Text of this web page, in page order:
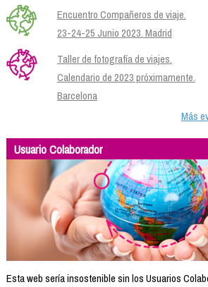
Encuentro Compañeros de viaje.
23-24-25 Junio 2023. Madrid
Taller de fotografía de viajes.
Calendario de 2023 próximamente.
Barcelona
Más
Usuario Colaborador
Esta web sería insostenible sin los Usuarios